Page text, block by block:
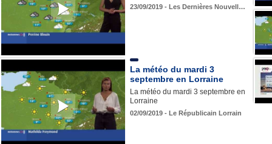
23/09/2019 - Les Dernières Nouvell…
La météo du mardi 3
septembre en Lorraine
La météo du mardi 3 septembre en
Lorraine
02/09/2019 - Le Républicain Lorrain